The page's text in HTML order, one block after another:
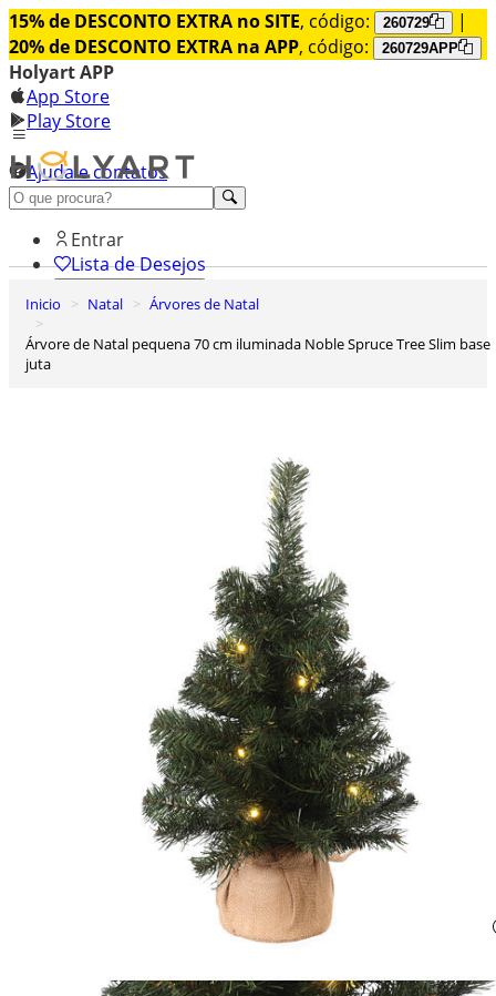
15% de DESCONTO EXTRA no SITE, código: 260729
|
20% de DESCONTO EXTRA na APP, código: 260729APP
Holyart APP
App Store
Play Store
Ajuda e contatos
Conheça premium
Entrar
Lista de Desejos
Inicio Natal
Árvores de Natal
Árvore de Natal pequena 70 cm iluminada Noble Spruce Tree Slim base
juta